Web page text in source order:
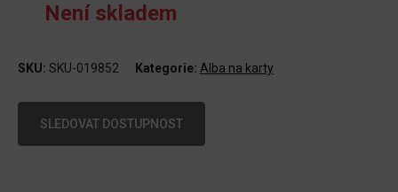
Není skladem
SKU: SKU-019852 Kategorie: Alba na karty
SLEDOVAT DOSTUPNOST